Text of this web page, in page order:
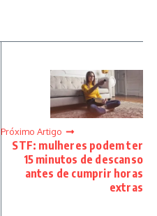
Próximo Artigo
STF: mulheres podem ter
15 minutos de descanso
antes de cumprir horas
extras